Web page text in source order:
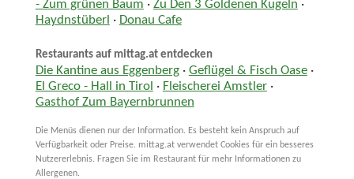
- Zum grünen Baum · Zu Den 3 Goldenen Kugeln ·
Haydnstüberl · Donau Cafe
Restaurants auf mittag.at entdecken
Die Kantine aus Eggenberg· Geflügel & Fisch Oase·
El Greco - Hall in Tirol · Fleischerei Amstler·
Gasthof Zum Bayernbrunnen
Die Menüs dienen nur der Information. Es besteht kein Anspruch auf
Verfügbarkeit oder Preise. mittag.at verwendet Cookies für ein besseres
Nutzererlebnis. Fragen Sie im Restaurant für mehr Informationen zu
Allergenen.